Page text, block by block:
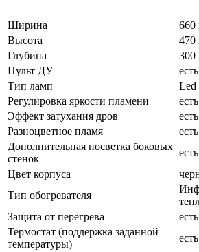
Ширина
Высота
Глубина
Пульт ДУ
есть
Тип ламп
Led
Регулировка яркости пламени
есть
Эффект затухания дров
есть
Разноцветное пламя
есть
Дополнительная посветка боковых
стенок
есть
Цвет корпуса
Тип обогревателя
Защита от перегрева
есть
Термостат (поддержка заданной
температуры)
есть